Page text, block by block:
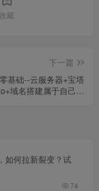
收藏
下一篇
基础--云服务器+宝塔
域名搭建属于自己的
如何拉新裂变？试
74